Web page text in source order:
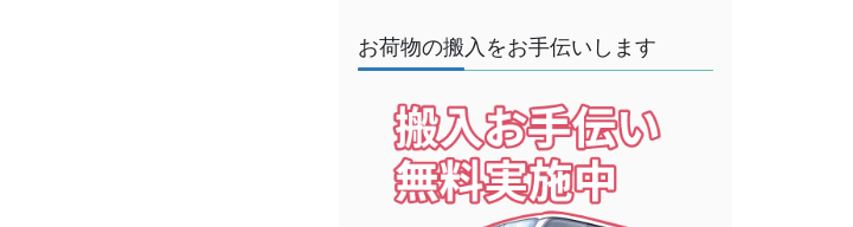
お荷物の搬入をお手伝いします